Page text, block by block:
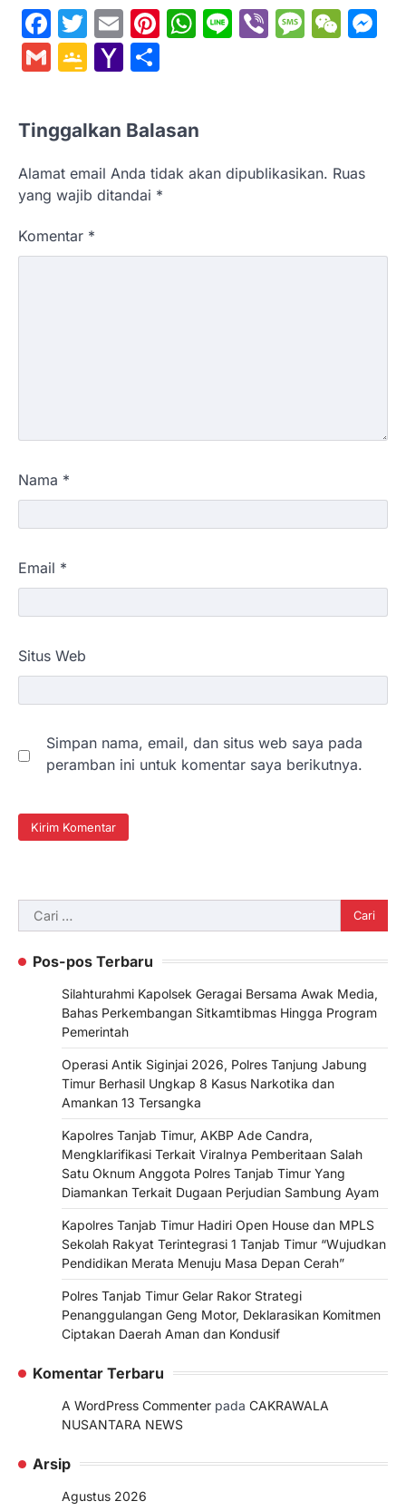
Facebook
Twitter
EmailPinterest
WhatsApp
LineViber
GmailGoogle
Yahoo
Tinggalkan Balasan
Alamat email Anda tidak akan dipublikasikan. Ruas
yang wajib ditandai *
Komentar *
Nama *
Email *
Situs Web
Simpan nama, email, dan situs web saya pada
peramban ini untuk komentar saya berikutnya.
Cari
untuk:
Pos-pos Terbaru
Silahturahmi Kapolsek Geragai Bersama Awak Media,
Bahas Perkembangan Sitkamtibmas Hingga Program
Pemerintah
Operasi Antik Siginjai 2026, Polres Tanjung Jabung
Timur Berhasil Ungkap 8 Kasus Narkotika dan
Amankan 13 Tersangka
Kapolres Tanjab Timur, AKBP Ade Candra,
Mengklarifikasi Terkait Viralnya Pemberitaan Salah
Satu Oknum Anggota Polres Tanjab Timur Yang
Diamankan Terkait Dugaan Perjudian Sambung Ayam
Kapolres Tanjab Timur Hadiri Open House dan MPLS
Sekolah Rakyat Terintegrasi 1 Tanjab Timur “Wujudkan
Pendidikan Merata Menuju Masa Depan Cerah”
Polres Tanjab Timur Gelar Rakor Strategi
Penanggulangan Geng Motor, Deklarasikan Komitmen
Ciptakan Daerah Aman dan Kondusif
Komentar Terbaru
A WordPress Commenter pada CAKRAWALA
NUSANTARA NEWS
Arsip
Agustus 2026